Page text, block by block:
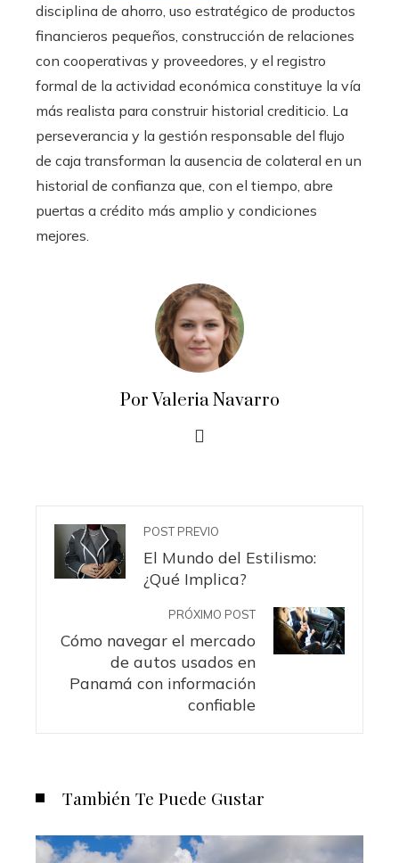
disciplina de ahorro, uso estratégico de productos
financieros pequeños, construcción de relaciones
con cooperativas y proveedores, y el registro
formal de la actividad económica constituye la vía
más realista para construir historial crediticio. La
perseverancia y la gestión responsable del flujo
de caja transforman la ausencia de colateral en un
historial de confianza que, con el tiempo, abre
puertas a crédito más amplio y condiciones
mejores.
Por Valeria Navarro
POST PREVIO
El Mundo del Estilismo:
¿Qué Implica?
PRÓXIMO POST
Cómo navegar el mercado
de autos usados en
Panamá con información
confiable
También Te Puede Gustar